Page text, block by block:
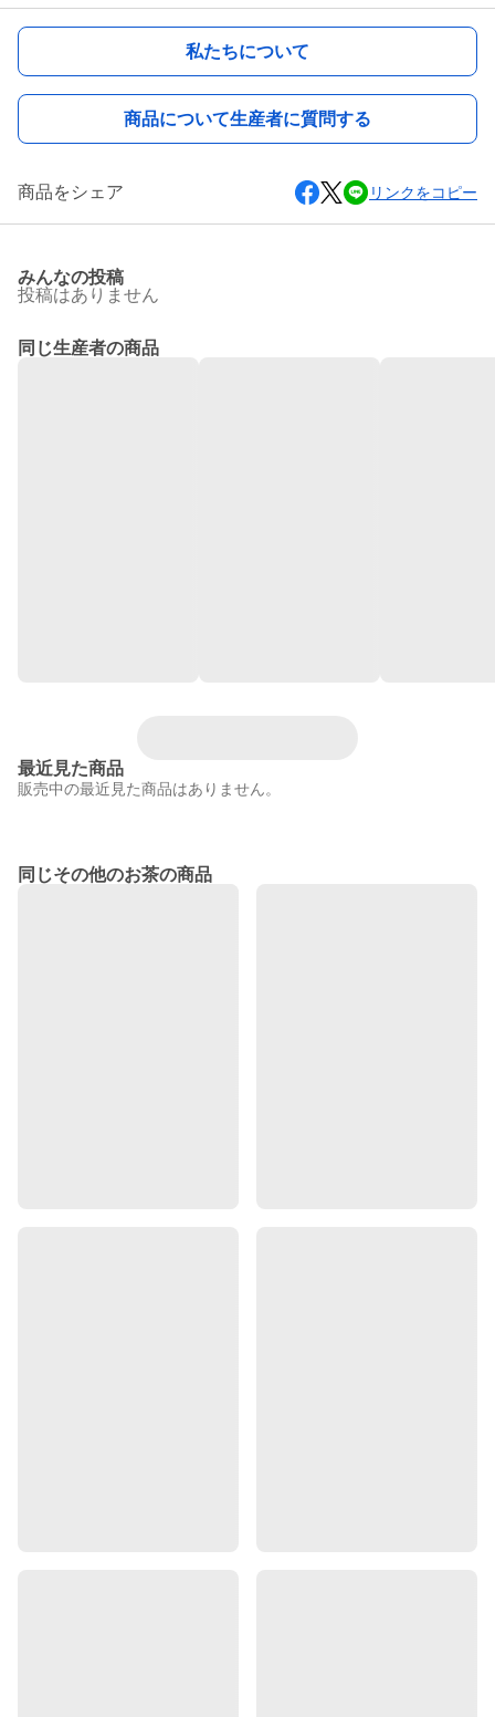
私たちについて
商品について生産者に質問する
商品をシェア リンクをコピー
みんなの投稿
投稿はありません
同じ生産者の商品
最近見た商品
販売中の最近見た商品はありません。
同じその他のお茶の商品